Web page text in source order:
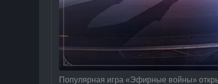
Популярная игра «Эфирные войны»